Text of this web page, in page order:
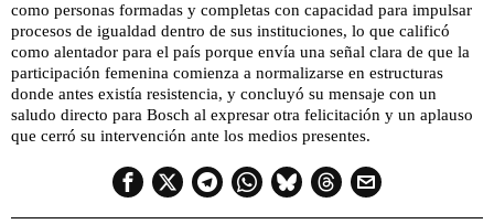
como personas formadas y completas con capacidad para impulsar
procesos de igualdad dentro de sus instituciones, lo que calificó
como alentador para el país porque envía una señal clara de que la
participación femenina comienza a normalizarse en estructuras
donde antes existía resistencia, y concluyó su mensaje con un
saludo directo para Bosch al expresar otra felicitación y un aplauso
que cerró su intervención ante los medios presentes.